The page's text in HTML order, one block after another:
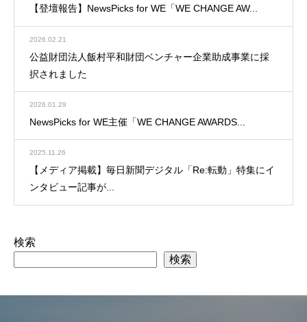
【登壇報告】NewsPicks for WE「WE CHANGE AW...
2026.02.21
公益財団法人飯村平和財団ベンチャー企業助成事業に採
択されました
2026.01.29
NewsPicks for WE主催「WE CHANGE AWARDS...
2025.11.26
【メディア掲載】毎日新聞デジタル「Re:転動」特集にイ
ンタビュー記事が...
検索
検索